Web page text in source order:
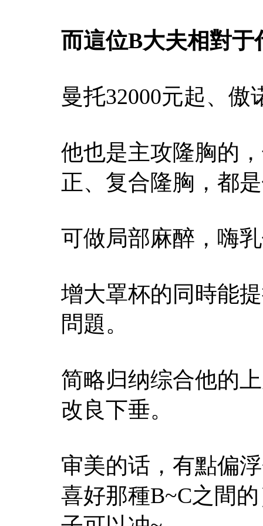
而這位B大夫相對
曼托32000元起、傲
他也是主攻隆胸的
正、复合隆胸，都
可做局部麻醉，嗨
增大罩杯的同時能
問題。
简略归纳综合他的
改良下垂。
审美的话，有點偏
喜好那種B~C之間